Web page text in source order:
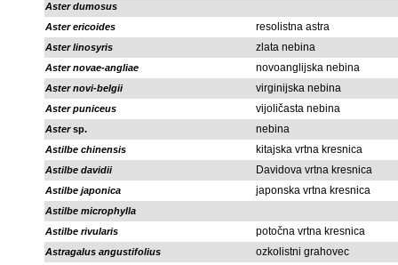
Aster dumosus
Aster ericoides
resolistna astra
Aster linosyris zlata nebina
Aster novae-angliae novoanglijska nebina
Aster novi-belgii virginijska nebina
Aster puniceus vijoličasta nebina
Astersp. nebina
Astilbe chinensis kitajska vrtna kresnica
Astilbe davidii Davidova vrtna kresnica
Astilbe japonica japonska vrtna kresnica
Astilbe microphylla
Astilbe rivularis
potočna vrtna kresnica
Astragalus angustifolius ozkolistni grahovec